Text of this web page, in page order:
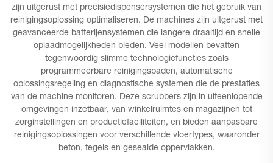
zijn uitgerust met precisiedispensersystemen die het gebruik van
reinigingsoplossing optimaliseren. De machines zijn uitgerust met
geavanceerde batterijensystemen die langere draaitijd en snelle
oplaadmogelijkheden bieden. Veel modellen bevatten
tegenwoordig slimme technologiefuncties zoals
programmeerbare reinigingspaden, automatische
oplossingsregeling en diagnostische systemen die de prestaties
van de machine monitoren. Deze scrubbers zijn in uiteenlopende
omgevingen inzetbaar, van winkelruimtes en magazijnen tot
zorginstellingen en productiefaciliteiten, en bieden aanpasbare
reinigingsoplossingen voor verschillende vloertypes, waaronder
beton, tegels en gesealde oppervlakken.